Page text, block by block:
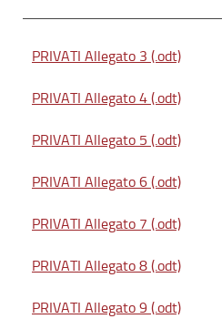
PRIVATI Allegato 3 (.odt)
PRIVATI Allegato 4 (.odt)
PRIVATI Allegato 5 (.odt)
PRIVATI Allegato 6 (.odt)
PRIVATI Allegato 7 (.odt)
PRIVATI Allegato 8 (.odt)
PRIVATI Allegato 9 (.odt)